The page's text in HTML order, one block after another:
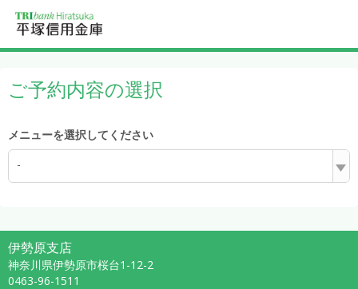
ご予約内容の選択
メニューを選択してください
-
伊勢原支店
神奈川県伊勢原市桜台1-12-2
0463-96-1511